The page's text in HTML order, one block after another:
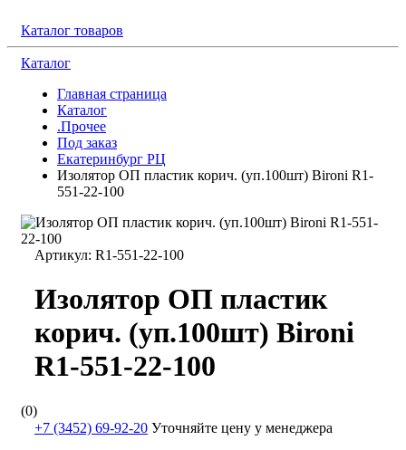
Каталог товаров
Каталог
Главная страница
Каталог
.Прочее
Под заказ
Екатеринбург РЦ
Изолятор ОП пластик корич. (уп.100шт) Bironi R1-
551-22-100
Артикул: R1-551-22-100
Изолятор ОП пластик
корич. (уп.100шт) Bironi
R1-551-22-100
(0)
+7 (3452) 69-92-20 Уточняйте цену у менеджера